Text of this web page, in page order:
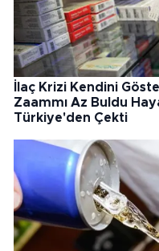
İlaç Krizi Kendini
Zaammı Az Buldu
Türkiye'den Çekti